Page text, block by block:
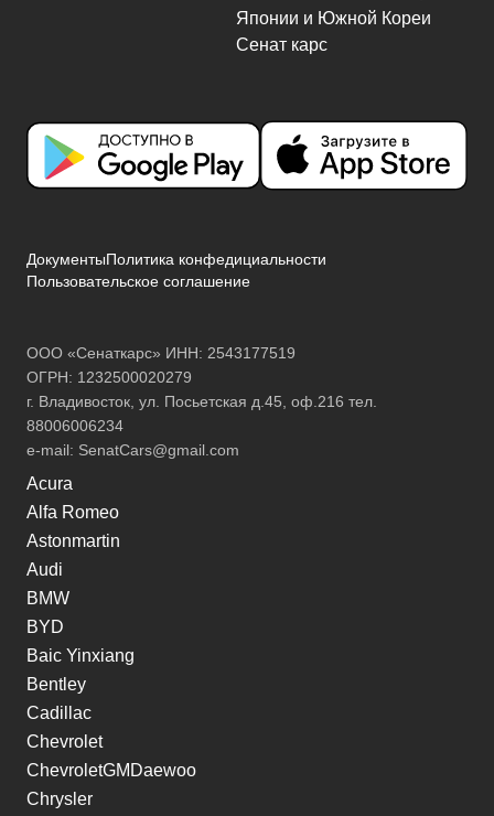
ДокументыПолитика конфедициальности
Пользовательское соглашение
ООО «Сенаткарс» ИНН: 2543177519
ОГРН: 1232500020279
г. Владивосток, ул. Посьетская д.45, оф.216 тел.
88006006234
e-mail: SenatCars@gmail.com
Acura
Alfa Romeo
Astonmartin
Audi
BMW
BYD
Baic Yinxiang
Bentley
Cadillac
Chevrolet
ChevroletGMDaewoo
Chrysler